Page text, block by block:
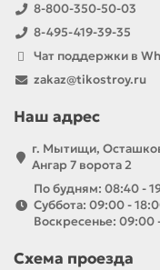
8-800-350-50-03
8-495-419-39-35
Чат поддержки в
zakaz@tikostroy.ru
Наш адрес
г. Мытищи,
Ангар 7 ворота 2
По будням: 08:40 -
Суббота: 09:00 -
Воскресенье: 09:00
Схема проезда